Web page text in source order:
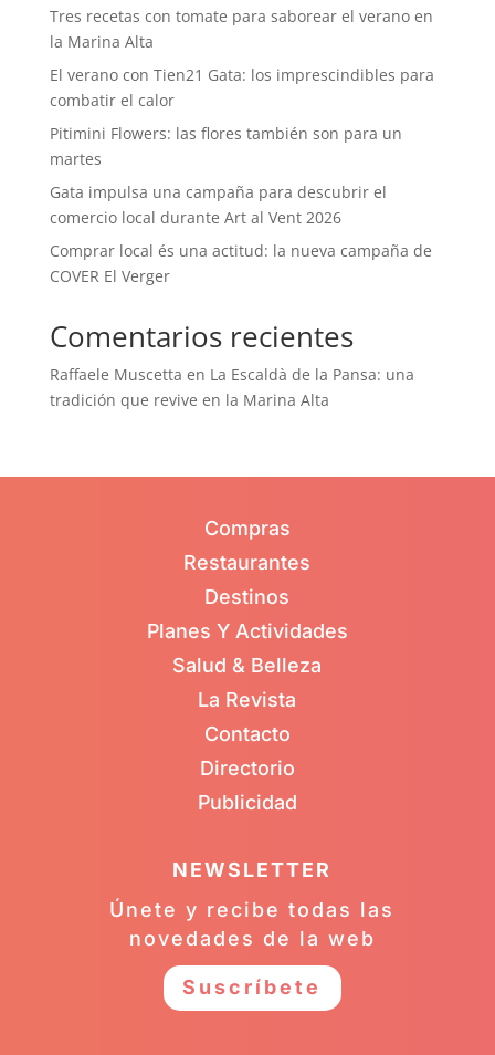
Tres recetas con tomate para saborear el verano en
la Marina Alta
El verano con Tien21 Gata: los imprescindibles para
combatir el calor
Pitimini Flowers: las flores también son para un
martes
Gata impulsa una campaña para descubrir el
comercio local durante Art al Vent 2026
Comprar local és una actitud: la nueva campaña de
COVER El Verger
Comentarios recientes
Raffaele Muscetta en La Escaldà de la Pansa: una
tradición que revive en la Marina Alta
Compras
Restaurantes
Destinos
Planes Y Actividades
Salud & Belleza
La Revista
Contacto
Directorio
Publicidad
NEWSLETTER
Únete y recibe todas las
novedades de la web
Suscríbete